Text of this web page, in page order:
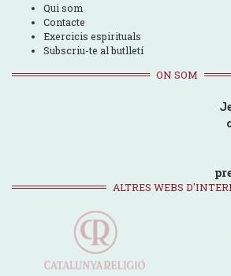
Qui som
Contacte
Exercicis espirituals
Subscriu-te al butlletí
ON SOM
ALTRES WEBS